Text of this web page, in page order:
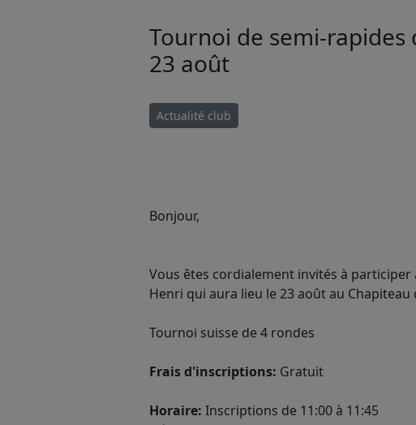
Tournoi de semi-rapides
23 août
Actualité club
Bonjour,
Vous êtes cordialement invités à
Henri qui aura lieu le 23 août au Chapiteau
Tournoi suisse de 4 rondes
Frais d'inscriptions: Gratuit
Horaire: Inscriptions de 11:00 à 11:45